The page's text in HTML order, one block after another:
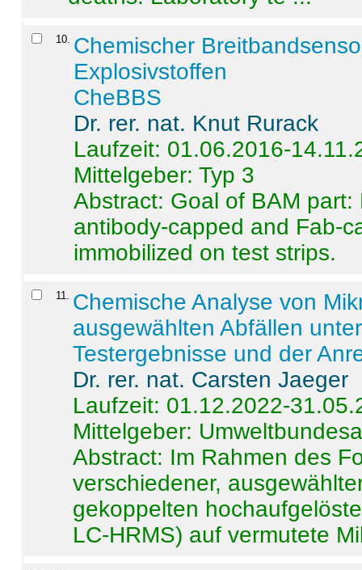
10 Chemischer
Explosivstoffen
CheBBS
Dr. rer. nat. Knut Rurack
Laufzeit: 01.06.2016-
Mittelgeber: Typ 3
Abstract: Goal of BAM
antibody-capped and Fab-
immobilized on test strips.
11
Chemische Analyse von
ausgewählten Abfällen
Testergebnisse und der
Dr. rer. nat. Carsten Jaeger
Laufzeit: 01.12.2022-
Mittelgeber:
Abstract: Im Rahmen des
verschiedener,
gekoppelten
LC-HRMS) auf vermutete